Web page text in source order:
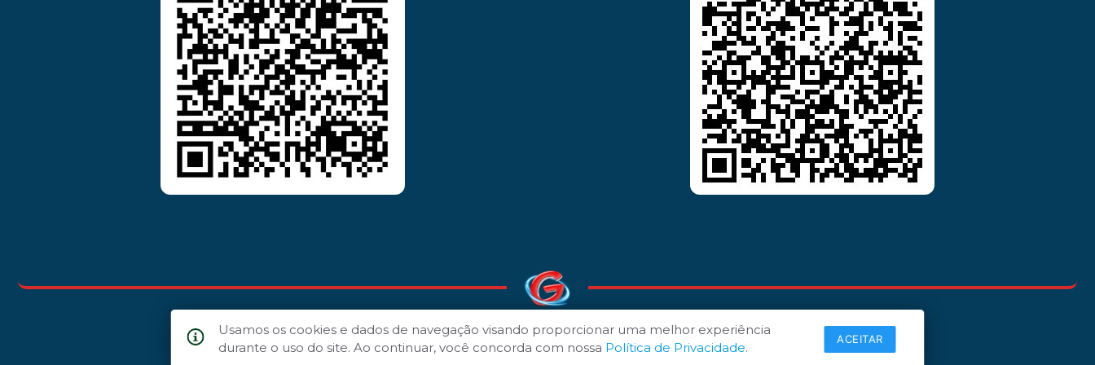
© 1980 - 2026POLÍTICA DE PRIVACIDADE -TERMOS DE USO
Usamos os cookies e dados de navegação visando proporcionar uma melhor experiência
durante o uso do site. Ao continuar, você concorda com nossa Política de Privacidade.
ACEITAR